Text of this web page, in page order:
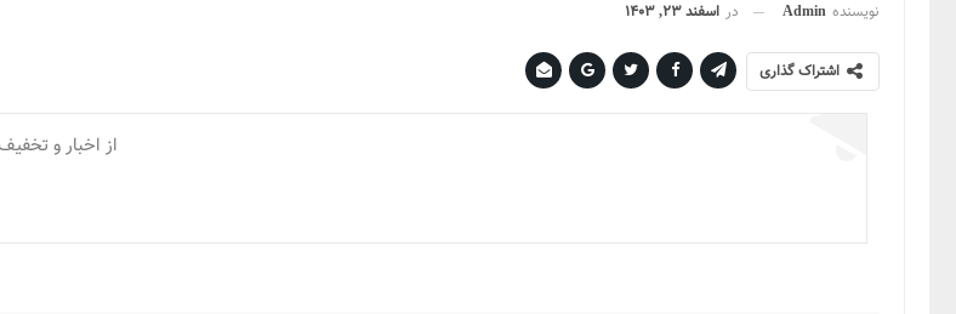
نویسنده Admin در اسفند 23, 1403
اشتراک گذاری
از اخبار و